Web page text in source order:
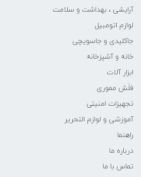
آرایشی ، بهداشت و سلامت
لوازم اتومبیل
جاکلیدی و جاسویچی
خانه و آشپزخانه
ابزار آلات
فلَش مموری
تجهیزات امنیتی
آموزشی و لوازم التحریر
راهنما
درباره ما
تماس با ما